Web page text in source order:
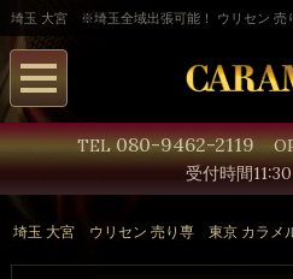
埼玉 大宮 ※埼玉全域出張可能！ ウリセン 売
TEL 080-9462-2119
受付時間
埼玉 大宮 ウリセン 売り専 東京 カラメ